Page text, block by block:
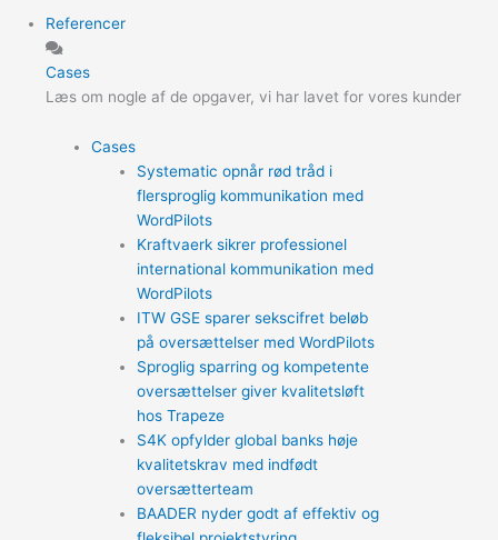
Referencer
Cases
Læs om nogle af de opgaver, vi har lavet for vores kunder
Cases
Systematic opnår rød tråd i
flersproglig kommunikation med
WordPilots
Kraftvaerk sikrer professionel
international kommunikation med
WordPilots
ITW GSE sparer sekscifret beløb
på oversættelser med WordPilots
Sproglig sparring og kompetente
oversættelser giver kvalitetsløft
hos Trapeze
S4K opfylder global banks høje
kvalitetskrav med indfødt
oversætterteam
BAADER nyder godt af effektiv og